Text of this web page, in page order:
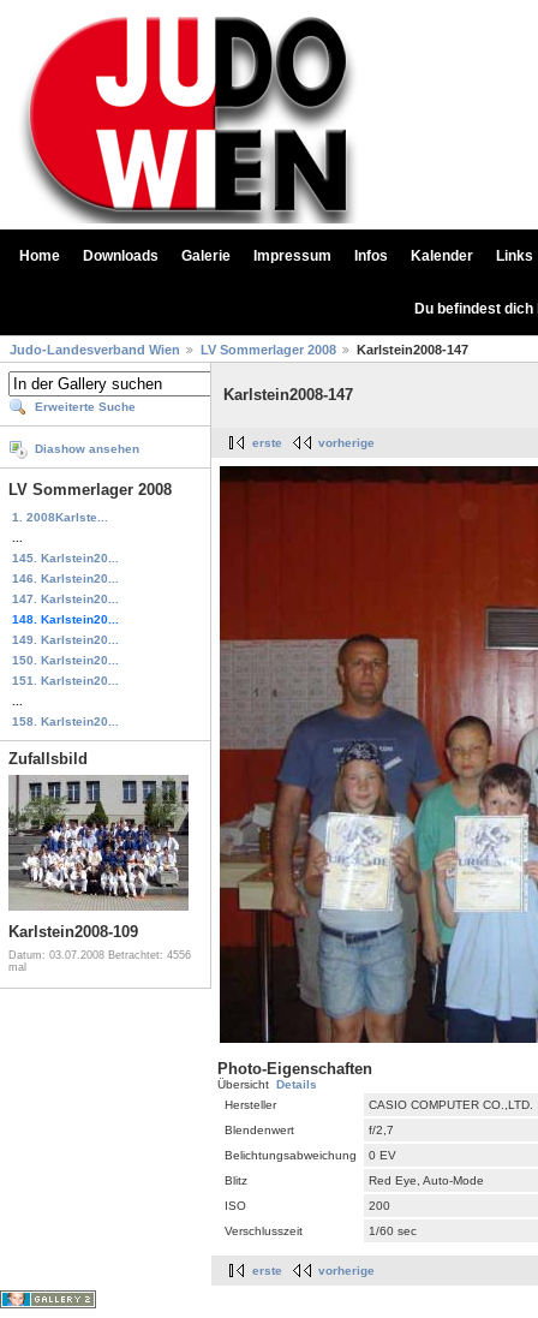
Home Downloads Galerie Impressum Infos Kalender Links
Du befindest
Judo-Landesverband Wien LV Sommerlager 2008 Karlstein2008-147
Erweiterte Suche
Diashow ansehen
LV Sommerlager 2008
1. 2008Karlste...
145. Karlstein20...
146. Karlstein20...
147. Karlstein20...
148. Karlstein20...
149. Karlstein20...
150. Karlstein20...
151. Karlstein20...
158. Karlstein20...
Zufallsbild
Karlstein2008-109
Datum: 03.07.2008 Betrachtet: 4556
mal
Karlstein2008-147
erste vorherige
Photo-Eigenschaften
Übersicht Details
Hersteller
CASIO COMPUTER CO.,LTD.
Blendenwert
f/2,7
Belichtungsabweichung
0 EV
Blitz
Red Eye, Auto-Mode
ISO
200
Verschlusszeit
1/60 sec
erste vorherige